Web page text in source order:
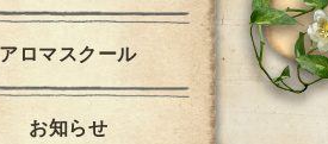
アロマスクール
お知らせ